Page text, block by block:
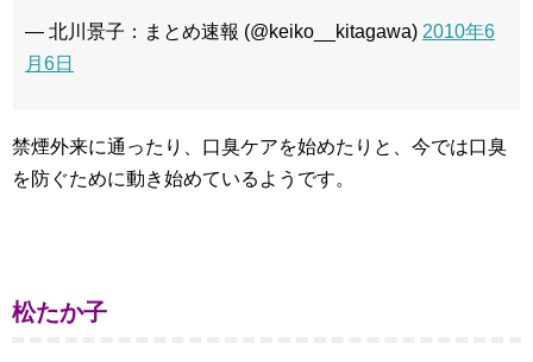
— 北川景子：まとめ速報 (@keiko__kitagawa) 2010年6
月6日
禁煙外来に通ったり、口臭ケアを始めたりと、今では口臭
を防ぐために動き始めているようです。
松たか子